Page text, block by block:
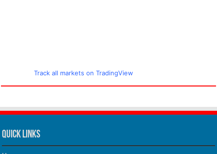
Track all markets on TradingView
Quick Links